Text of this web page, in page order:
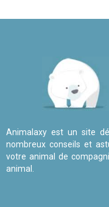
Animalaxy est un site
nombreux conseils et
votre animal de
animal.